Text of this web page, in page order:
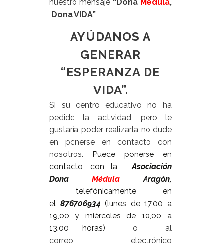
nuestro mensaje “Dona Médula,
Dona VIDA”
AYÚDANOS A
GENERAR
“ESPERANZA DE
VIDA”.
Si su centro educativo no ha
pedido la actividad, pero le
gustaría poder realizarla no dude
en ponerse en contacto con
nosotros. Puede ponerse en
contacto con laAsociación
Dona Médula Aragón,
telefónicamente en
el 876706934 (lunes de 17,00 a
19,00 y miércoles de 10,00 a
13,00 horas) o al
correo electrónico